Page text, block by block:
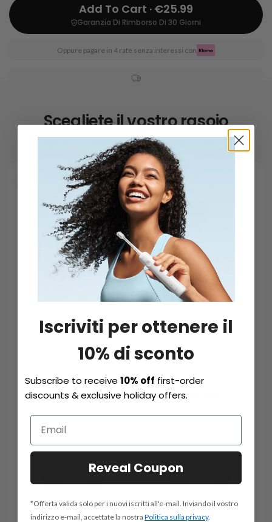
Add To Cart · €25.99
Garanzia Di Rimborso Di 30 Giorni
Oppure pagare in 4 rate senza interessi con
Scegliete il vostro rasoio
NUOVO
P3 Pro
Rasoio lineare
€ 199.99
Per saperne di più >
NUOVO
T1 Pro
Rasoio lineare
A partire da € 129,99
Iscriviti per ottenere il
10% di sconto
Subscribe to receive10% off first-order
discounts & exclusive holiday offers.
Reveal Coupon
*Offerta valida solo per i nuovi iscritti all'e-mail. Inviando il vostro
indirizzo e-mail, accettate la nostraPolitica sulla privacy.